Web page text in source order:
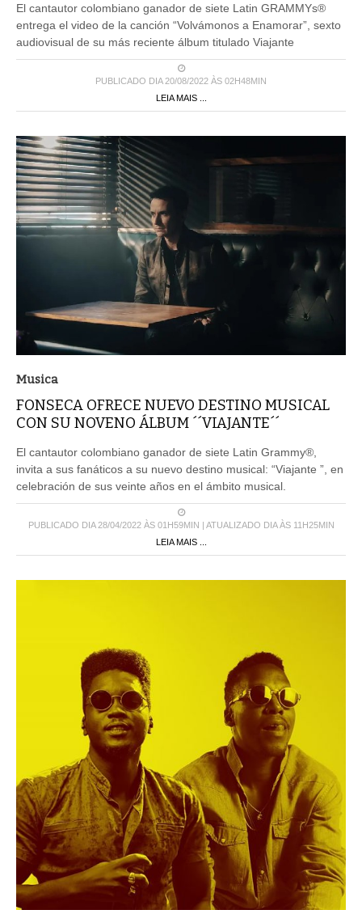
El cantautor colombiano ganador de siete Latin GRAMMYs®
entrega el video de la canción “Volvámonos a Enamorar”, sexto
audiovisual de su más reciente álbum titulado Viajante
PUBLICADO DIA 20/08/2022 ÀS 02H48MIN
LEIA MAIS ...
Musica
FONSECA OFRECE NUEVO DESTINO MUSICAL
CON SU NOVENO ÁLBUM ´´VIAJANTE´´
El cantautor colombiano ganador de siete Latin Grammy®,
invita a sus fanáticos a su nuevo destino musical: “Viajante ”, en
celebración de sus veinte años en el ámbito musical.
PUBLICADO DIA 28/04/2022 ÀS 01H59MIN | ATUALIZADO DIA ÀS 11H25MIN
LEIA MAIS ...